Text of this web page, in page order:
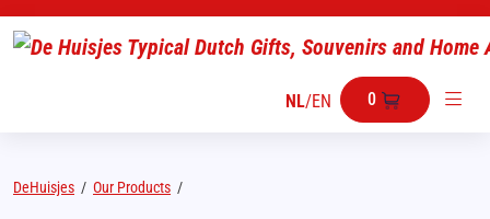
NL/EN 0
DeHuisjes / Our Products /